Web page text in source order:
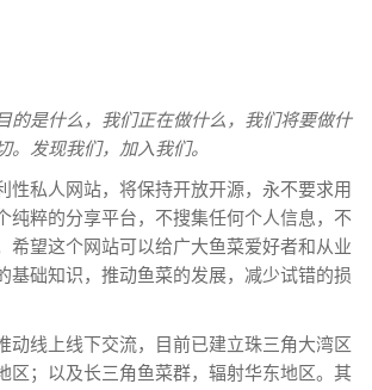
的是什么，我们正在做什么，我们将要做什
。发现我们，加入我们。
性私人网站，将保持开放开源，永不要求用
纯粹的分享平台，不搜集任何个人信息，不
希望这个网站可以给广大鱼菜爱好者和从业
基础知识，推动鱼菜的发展，减少试错的损
动线上线下交流，目前已建立珠三角大湾区
区；以及长三角鱼菜群，辐射华东地区。其